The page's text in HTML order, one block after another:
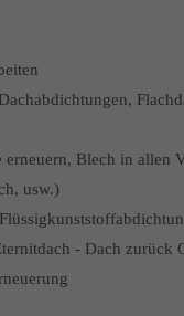
Blech in allen
usw.)
- Dach zurück